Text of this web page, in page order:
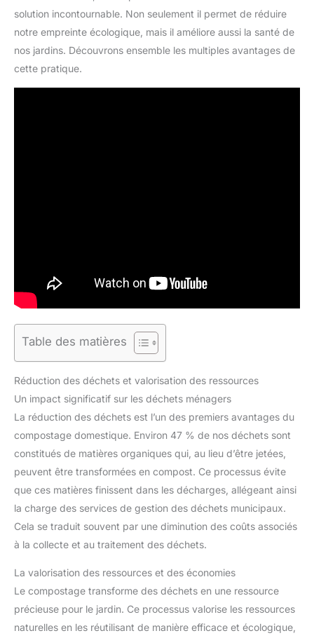
solution incontournable. Non seulement il permet de réduire
notre empreinte écologique, mais il améliore aussi la santé de
nos jardins. Découvrons ensemble les multiples avantages de
cette pratique.
Table des matières
Réduction des déchets et valorisation des ressources
Un impact significatif sur les déchets ménagers
La réduction des déchets est l’un des premiers avantages du
compostage domestique. Environ 47 % de nos déchets sont
constitués de matières organiques qui, au lieu d’être jetées,
peuvent être transformées en compost. Ce processus évite
que ces matières finissent dans les décharges, allégeant ainsi
la charge des services de gestion des déchets municipaux.
Cela se traduit souvent par une diminution des coûts associés
à la collecte et au traitement des déchets.
La valorisation des ressources et des économies
Le compostage transforme des déchets en une ressource
précieuse pour le jardin. Ce processus valorise les ressources
naturelles en les réutilisant de manière efficace et écologique,